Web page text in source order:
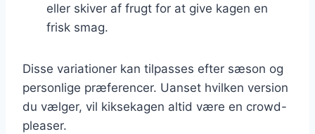
eller skiver af frugt for at give kagen en
frisk smag.
Disse variationer kan tilpasses efter sæson og
personlige præferencer. Uanset hvilken version
du vælger, vil kiksekagen altid være en crowd-
pleaser.